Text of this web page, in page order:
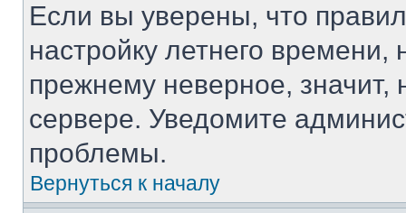
Если вы уверены, что
настройку летнего
прежнему неверное, значит,
сервере. Уведомите
проблемы.
Вернуться к началу